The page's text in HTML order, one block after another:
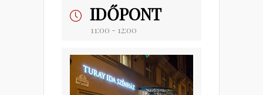
IDŐPONT
11:00 - 12:00